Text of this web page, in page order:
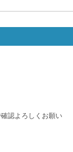
認よろしくお願い